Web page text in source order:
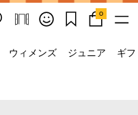
0
ウィメンズ ジュニア ギ